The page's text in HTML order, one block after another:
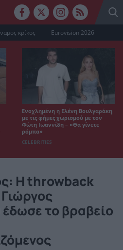
κρίκος Eurovision 2026
Ενοχλημένη η Ελένη Βουλγαράκη
με τις φήμες χωρισμού με τον
Φώτη Ιωαννίδη – «Θα γίνετε
ρόμπα»
CELEBRITIES
Η throwback
το βραβείο